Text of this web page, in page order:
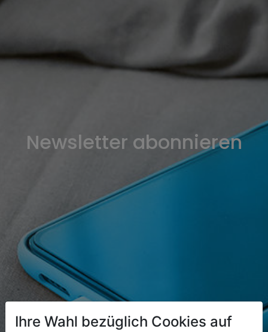
Newsletter abonnieren
Ihre Wahl bezüglich Cookies auf